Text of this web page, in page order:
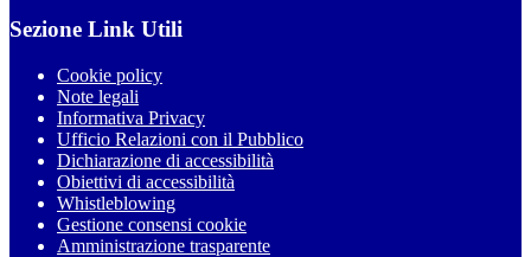
Sezione Link Utili
Cookie policy
Note legali
Informativa Privacy
Ufficio Relazioni con il Pubblico
Dichiarazione di accessibilità
Obiettivi di accessibilità
Whistleblowing
Gestione consensi cookie
Amministrazione trasparente